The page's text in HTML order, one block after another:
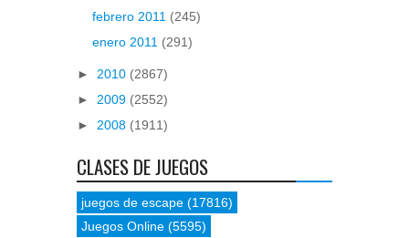
febrero 2011 (245)
enero 2011 (291)
► 2010 (2867)
► 2009 (2552)
► 2008 (1911)
CLASES DE JUEGOS
juegos de escape (17816)
Juegos Online (5595)